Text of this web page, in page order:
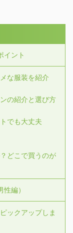
イント
な服装を紹介
の紹介と選び方
でも大丈夫
どこで買うのが
編）
ックアップしま